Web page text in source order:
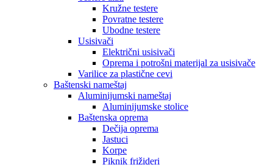
Kružne testere
Povratne testere
Ubodne testere
Usisivači
Električni usisivači
Oprema i potrošni materijal za usisivače
Varilice za plastične cevi
Baštenski nameštaj
Aluminijumski nameštaj
Aluminijumske stolice
Baštenska oprema
Dečija oprema
Jastuci
Korpe
Piknik frižideri